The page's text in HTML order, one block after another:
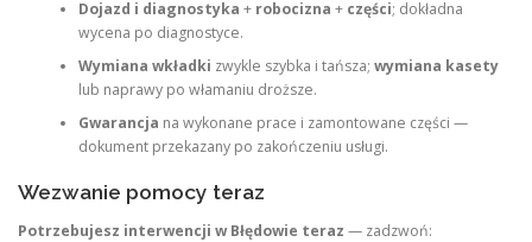
Dojazd i diagnostyka + robocizna + części; dokładna
wycena po diagnostyce.
Wymiana wkładki zwykle szybka i tańsza; wymiana kasety
lub naprawy po włamaniu droższe.
Gwarancja na wykonane prace i zamontowane części —
dokument przekazany po zakończeniu usługi.
Wezwanie pomocy teraz
Potrzebujesz interwencji w Błędowie teraz — zadzwoń: